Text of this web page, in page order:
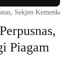
Sekjen Kemenkes
Piagam